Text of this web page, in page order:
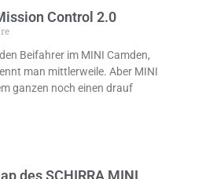
Control 2.0
Beifahrer im MINI Camden,
man mittlerweile. Aber MINI
ganzen noch einen drauf